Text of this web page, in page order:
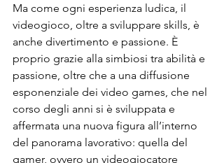
Ma come ogni esperienza ludica, il
videogioco, oltre a sviluppare skills, è
anche divertimento e passione. È
proprio grazie alla simbiosi tra abilità e
passione, oltre che a una diffusione
esponenziale dei video games, che nel
corso degli anni si è sviluppata e
affermata una nuova figura all’interno
del panorama lavorativo: quella del
gamer, ovvero un videogiocatore